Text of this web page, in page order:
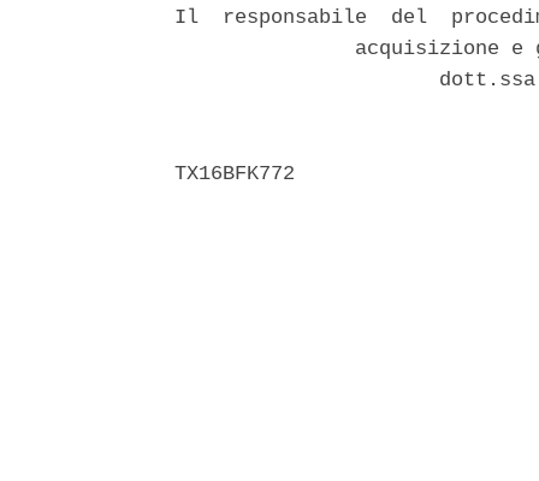
Il  responsabile  del
acquisizione